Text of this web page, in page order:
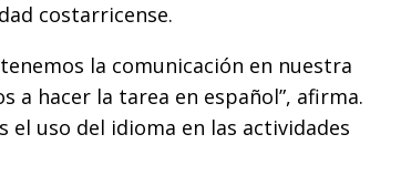
costarricense.
la comunicación en nuestra
a hacer la tarea en español”, afirma.
el uso del idioma en las actividades